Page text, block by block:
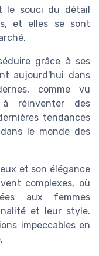
le souci du détail
et elles se sont
grâce à ses
aujourd'hui dans
comme vu
à réinventer des
tendances
le monde des
et son élégance
complexes, où
aux femmes
et leur style.
impeccables en